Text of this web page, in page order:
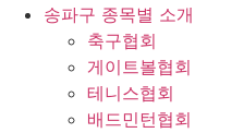
송파구 종목별 소개
축구협회
게이트볼협회
테니스협회
배드민턴협회